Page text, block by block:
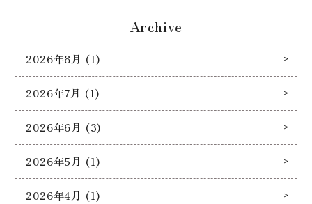
Archive
2026年8月 (1)
2026年7月 (1)
2026年6月 (3)
2026年5月 (1)
2026年4月 (1)